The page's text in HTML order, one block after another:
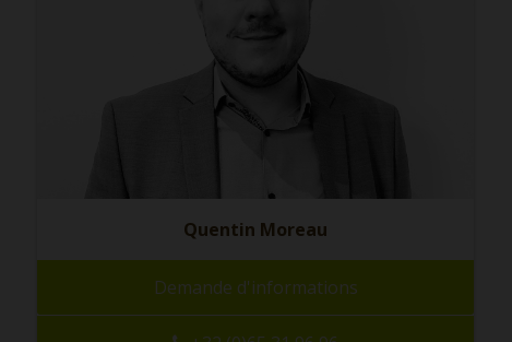
Quentin Moreau
Demande d'informations